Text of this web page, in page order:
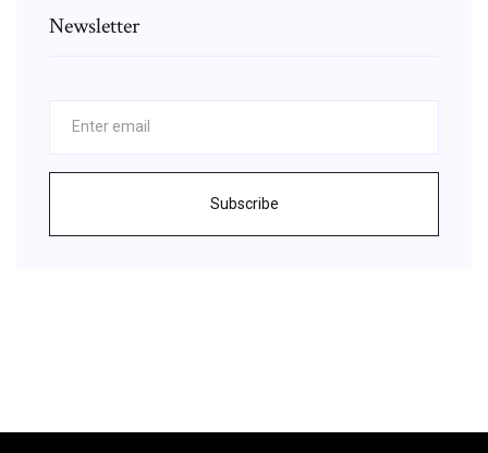
Newsletter
Subscribe